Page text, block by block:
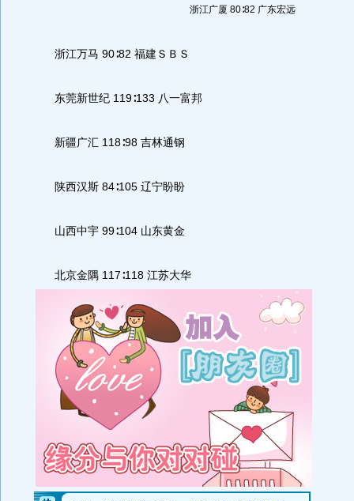
浙江广厦 80∶82 广东宏远
浙江万马 90∶82 福建ＳＢＳ
东莞新世纪 119∶133 八一富邦
新疆广汇 118∶98 吉林通钢
陕西汉斯 84∶105 辽宁盼盼
山西中宇 99∶104 山东黄金
北京金隅 117∶118 江苏大华